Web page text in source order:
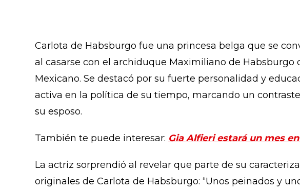
Carlota de Habsburgo fue una princesa belga que se
al casarse con el archiduque Maximiliano de Habsburgo
Mexicano. Se destacó por su fuerte personalidad y
activa en la política de su tiempo, marcando un
su esposo.
También te puede interesar: Gia Alfieri estará un mes
La actriz sorprendió al revelar que parte de su
originales de Carlota de Habsburgo: “Unos peinados y